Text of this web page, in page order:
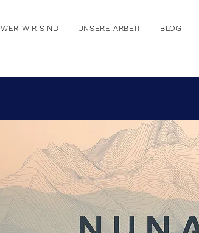
WER WIR SIND UNSERE ARBEIT BLOG